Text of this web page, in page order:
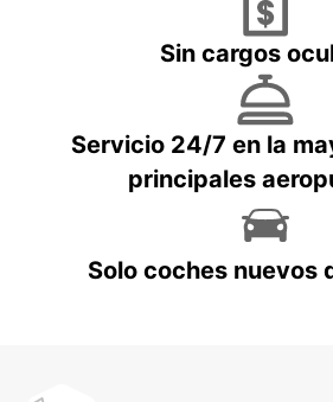
Sin cargos
Servicio 24/7 en la
principales
Solo coches nuevos